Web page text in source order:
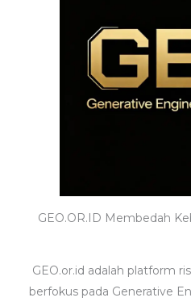
GEO.OR.ID Membedah
GEO.or.id adalah platform
berfokus pada Generative